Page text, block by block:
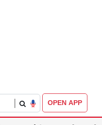
OPEN APP